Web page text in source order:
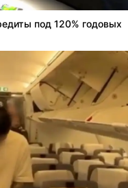
под 120% годовых